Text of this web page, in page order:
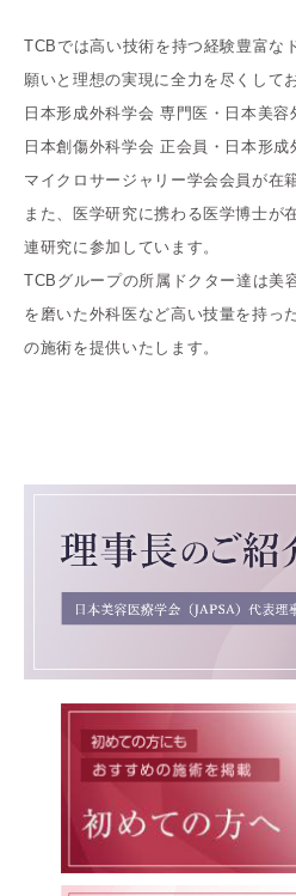
TCBでは高い技術を持つ経験豊富な
願いと理想の実現に全力を尽くして
日本形成外科学会 専門医・日本美
日本創傷外科学会 正会員・日本形
マイクロサージャリー学会会員が在籍
また、医学研究に携わる医学博士が
連研究に参加しています。
TCBグループの所属ドクター達は美
を磨いた外科医など高い技量を持っ
の施術を提供いたします。